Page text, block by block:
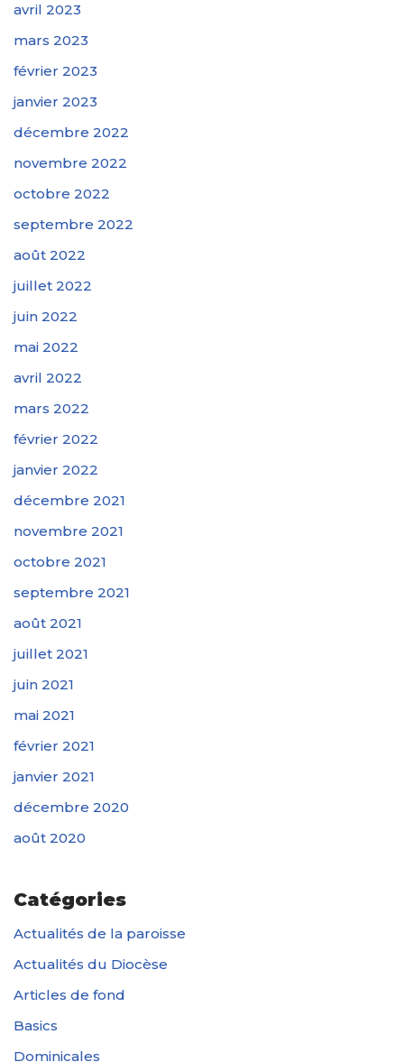
avril 2023
mars 2023
février 2023
janvier 2023
décembre 2022
novembre 2022
octobre 2022
septembre 2022
août 2022
juillet 2022
juin 2022
mai 2022
avril 2022
mars 2022
février 2022
janvier 2022
décembre 2021
novembre 2021
octobre 2021
septembre 2021
août 2021
juillet 2021
juin 2021
mai 2021
février 2021
janvier 2021
décembre 2020
août 2020
Catégories
Actualités de la paroisse
Actualités du Diocèse
Articles de fond
Basics
Dominicales